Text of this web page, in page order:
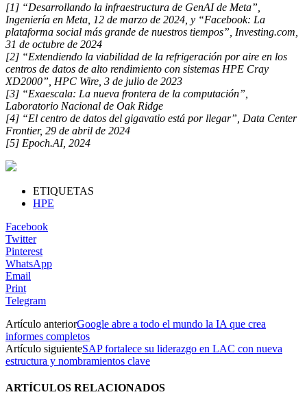
[1] “Desarrollando la infraestructura de GenAI de Meta”,
Ingeniería en Meta, 12 de marzo de 2024, y “Facebook: La
plataforma social más grande de nuestros tiempos”, Investing.com,
31 de octubre de 2024
[2] “Extendiendo la viabilidad de la refrigeración por aire en los
centros de datos de alto rendimiento con sistemas HPE Cray
XD2000”, HPC Wire, 3 de julio de 2023
[3] “Exaescala: La nueva frontera de la computación”,
Laboratorio Nacional de Oak Ridge
[4] “El centro de datos del gigavatio está por llegar”, Data Center
Frontier, 29 de abril de 2024
[5] Epoch.AI, 2024
ETIQUETAS
HPE
Facebook
Twitter
Pinterest
WhatsApp
Email
Print
Telegram
Artículo anteriorGoogle abre a todo el mundo la IA que crea
informes completos
Artículo siguienteSAP fortalece su liderazgo en LAC con nueva
estructura y nombramientos clave
ARTÍCULOS RELACIONADOS